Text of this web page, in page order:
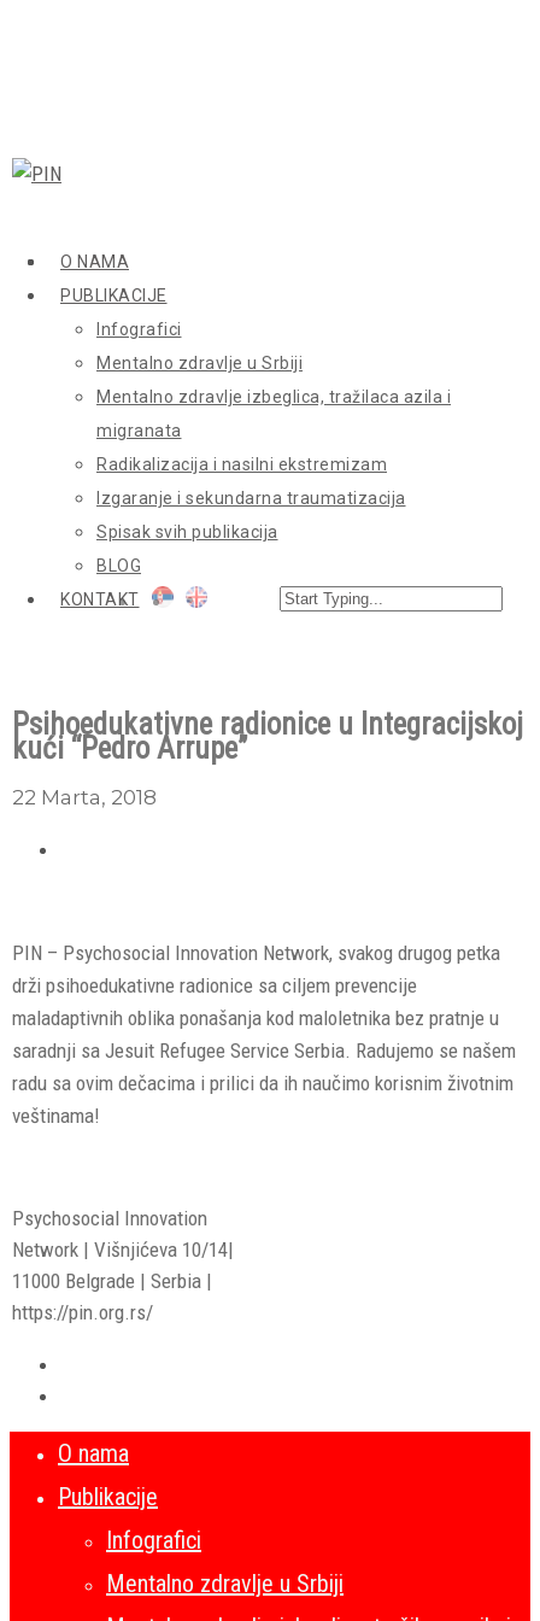
O NAMA
PUBLIKACIJE
Infografici
Mentalno zdravlje u Srbiji
Mentalno zdravlje izbeglica, tražilaca azila i
migranata
Radikalizacija i nasilni ekstremizam
Izgaranje i sekundarna traumatizacija
Spisak svih publikacija
BLOG
KONTAKT
Psihoedukativne radionice u Integracijskoj
kući “Pedro Arrupe”
22 Marta, 2018
PIN – Psychosocial Innovation Network, svakog drugog petka
drži psihoedukativne radionice sa ciljem prevencije
maladaptivnih oblika ponašanja kod maloletnika bez pratnje u
saradnji sa Jesuit Refugee Service Serbia. Radujemo se našem
radu sa ovim dečacima i prilici da ih naučimo korisnim životnim
veštinama!
Psychosocial Innovation
Network | Višnjićeva 10/14|
11000 Belgrade | Serbia |
https://pin.org.rs/
O nama
Publikacije
Infografici
Mentalno zdravlje u Srbiji